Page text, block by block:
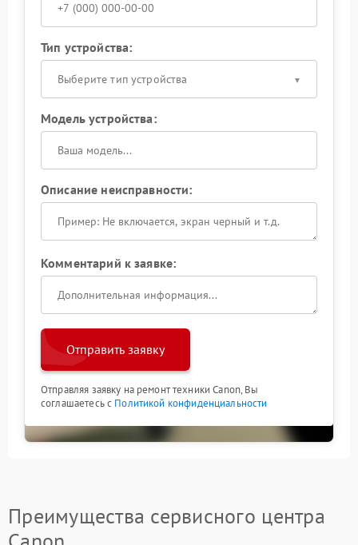
Тип устройства:
Выберите тип устройства
Модель устройства:
Описание неисправности:
Комментарий к заявке:
Отправить заявку
Отправляя заявку на ремонт техники Canon, Вы
соглашаетесь с Политикой конфиденциальности
Преимущества сервисного центра